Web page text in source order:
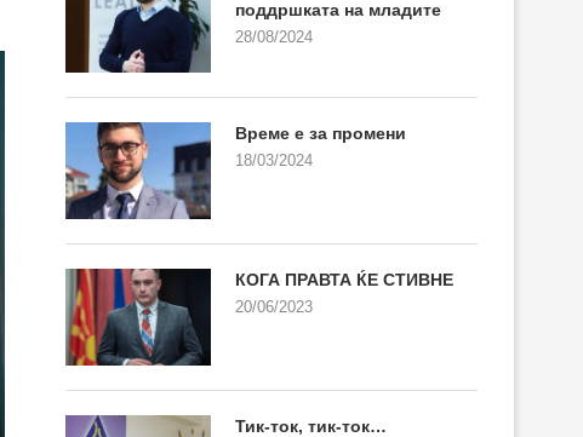
поддршката на младите
28/08/2024
Време е за промени
18/03/2024
КОГА ПРАВТА ЌЕ СТИВНЕ
20/06/2023
Тик-ток, тик-ток…